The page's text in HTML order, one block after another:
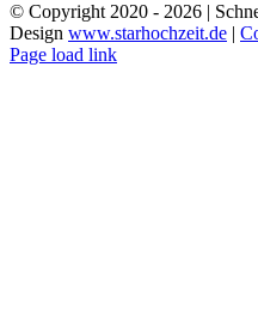
© Copyright 2020 - 2026 |
Design www.starhochzeit.de |
Page load link